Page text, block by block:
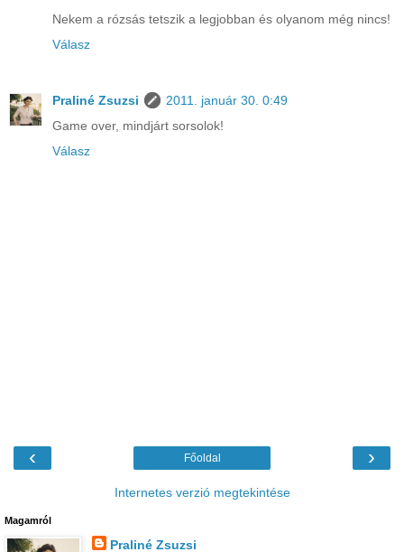
Nekem a rózsás tetszik a legjobban és olyanom még nincs!
Válasz
Praliné Zsuzsi
2011. január 30. 0:49
Game over, mindjárt sorsolok!
Válasz
‹ ›
Főoldal
Internetes verzió megtekintése
Magamról
Praliné Zsuzsi